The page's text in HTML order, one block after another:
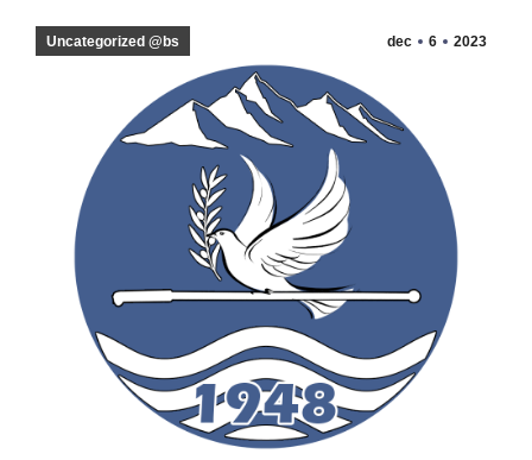
dec 6 2023
Uncategorized @bs